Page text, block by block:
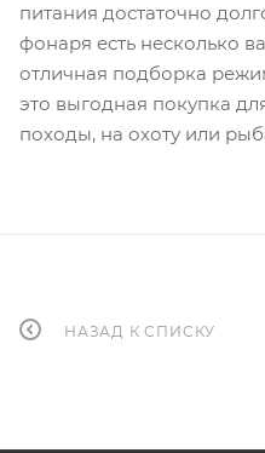
питания достаточно
фонаря есть несколько
отличная подборка
это выгодная покупка
походы, на охоту или
НАЗАД К СПИСКУ